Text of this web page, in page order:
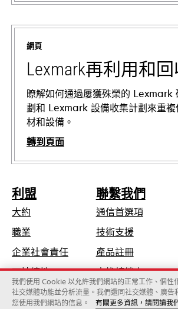
在
新
網頁
Lexmark再利用和回
瞭解如何通過屢獲殊榮的 Lexmark
劃和 Lexmark 設備收集計劃來重複
材和設備。
轉到頁面
利盟
大約
職業
企業社會責任在
新
標
籤
可持續性
聯繫我們
通信首選項
技術支援在
標
籤
中
開
產品註冊
查找轉銷商
我們使用 Cookie 以允許我們網站的正常工作、個性
社交媒體功能並分析流量。我們還同社交媒體、廣告
您使用我們網站的信息。
有關更多資訊，請閱讀我